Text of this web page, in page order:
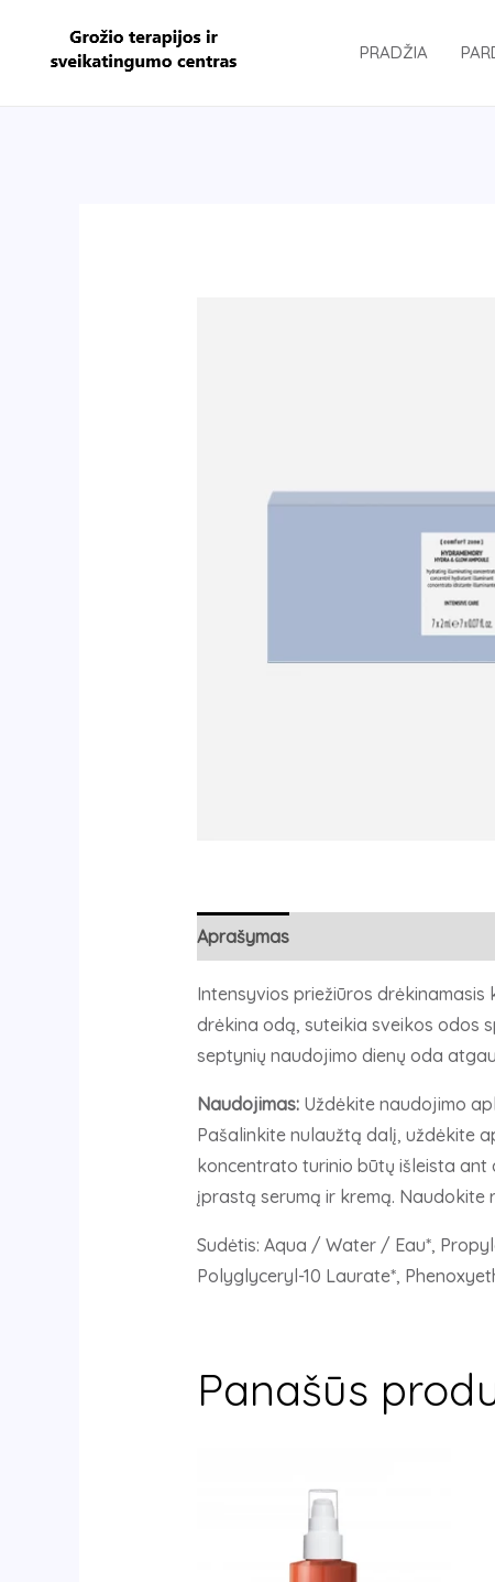
PRADŽIA
Aprašymas
Intensyvios priežiūros
drėkina odą, suteikia sveikos odos
septynių naudojimo dienų oda
Naudojimas:Uždėkite naudojimo
Pašalinkite nulaužtą dalį, uždėkite
koncentrato turinio būtų išleista ant
įprastą serumą ir kremą. Naudokite
Sudėtis: Aqua / Water / Eau*,
Polyglyceryl-10 Laurate*,
Panašūs